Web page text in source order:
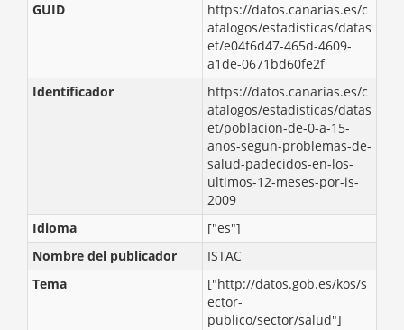
GUID
https://datos.canarias.es/c
atalogos/estadisticas/datas
et/e04f6d47-465d-4609-
a1de-0671bd60fe2f
Identificador
https://datos.canarias.es/c
atalogos/estadisticas/datas
et/poblacion-de-0-a-15-
anos-segun-problemas-de-
salud-padecidos-en-los-
ultimos-12-meses-por-is-
2009
Idioma
["es"]
Nombre del publicador
ISTAC
Tema
["http://datos.gob.es/kos/s
ector-
publico/sector/salud"]